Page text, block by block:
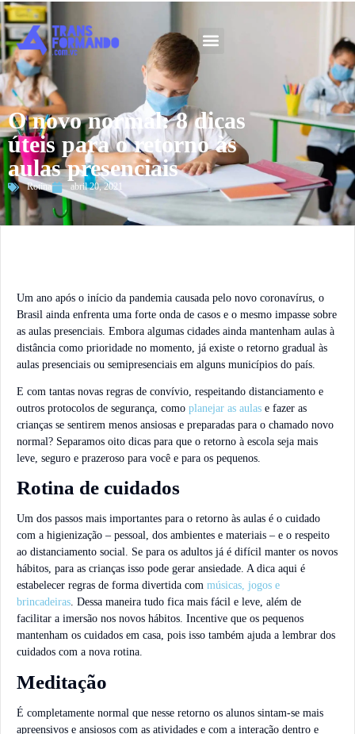
O novo normal: 8 dicas
úteis para o retorno às
aulas presenciais
Rotina abril 20, 2021
Um ano após o início da pandemia causada pelo novo coronavírus, o
Brasil ainda enfrenta uma forte onda de casos e o mesmo impasse sobre
as aulas presenciais. Embora algumas cidades ainda mantenham aulas à
distância como prioridade no momento, já existe o retorno gradual às
aulas presenciais ou semipresenciais em alguns municípios do país.
E com tantas novas regras de convívio, respeitando distanciamento e
outros protocolos de segurança, como planejar as aulas e fazer as
crianças se sentirem menos ansiosas e preparadas para o chamado novo
normal? Separamos oito dicas para que o retorno à escola seja mais
leve, seguro e prazeroso para você e para os pequenos.
Rotina de cuidados
Um dos passos mais importantes para o retorno às aulas é o cuidado
com a higienização – pessoal, dos ambientes e materiais – e o respeito
ao distanciamento social. Se para os adultos já é difícil manter os novos
hábitos, para as crianças isso pode gerar ansiedade. A dica aqui é
estabelecer regras de forma divertida com músicas, jogos e
brincadeiras. Dessa maneira tudo fica mais fácil e leve, além de
facilitar a imersão nos novos hábitos. Incentive que os pequenos
mantenham os cuidados em casa, pois isso também ajuda a lembrar dos
cuidados com a nova rotina.
Meditação
É completamente normal que nesse retorno os alunos sintam-se mais
apreensivos e ansiosos com as atividades e com a interação dentro e